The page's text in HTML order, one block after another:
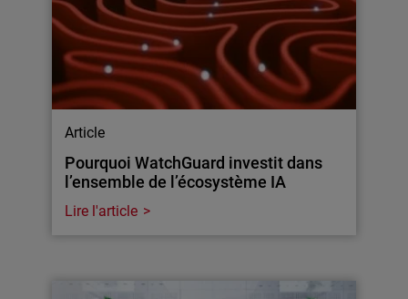
Article
Pourquoi WatchGuard investit dans
l’ensemble de l’écosystème IA
Lire l'article